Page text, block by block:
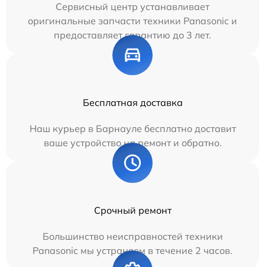
Сервисный центр устанавливает
оригинальные запчасти техники Panasonic и
предоставляет гарантию до 3 лет.
Бесплатная доставка
Наш курьер в Барнауле бесплатно доставит
ваше устройство на ремонт и обратно.
Срочный ремонт
Большинство неисправностей техники
Panasonic мы устраняем в течение 2 часов.